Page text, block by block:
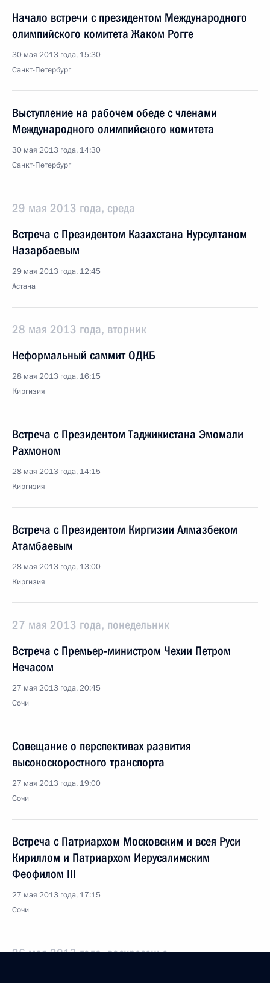
Начало встречи с президентом Международного
олимпийского комитета Жаком Рогге
30 мая 2013 года, 15:30
Санкт-Петербург
Выступление на рабочем обеде с членами
Международного олимпийского комитета
30 мая 2013 года, 14:30
Санкт-Петербург
29 мая 2013 года, среда
Встреча с Президентом Казахстана Нурсултаном
Назарбаевым
29 мая 2013 года, 12:45
Астана
28 мая 2013 года, вторник
Неформальный саммит ОДКБ
28 мая 2013 года, 16:15
Киргизия
Встреча с Президентом Таджикистана Эмомали
Рахмоном
28 мая 2013 года, 14:15
Киргизия
Встреча с Президентом Киргизии Алмазбеком
Атамбаевым
28 мая 2013 года, 13:00
Киргизия
27 мая 2013 года, понедельник
Встреча с Премьер-министром Чехии Петром
Нечасом
27 мая 2013 года, 20:45
Сочи
Совещание о перспективах развития
высокоскоростного транспорта
27 мая 2013 года, 19:00
Сочи
Встреча с Патриархом Московским и всея Руси
Кириллом и Патриархом Иерусалимским
Феофилом III
27 мая 2013 года, 17:15
Сочи
26 мая 2013 года, воскресенье